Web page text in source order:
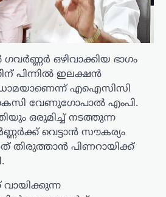
ഒഴിവാക്കിയ ഭാഗം
പിന്നില്‍ ഇലക്ഷന്‍
എഐസിസി
കെസി വേണുഗോപാല്‍ എംപി.
ഒരുമിച്ച് നടത്തുന്ന
വെട്ടാന്‍ സൗകര്യം
തിരുത്താന്‍ പിണറായിക്ക്
വായിക്കുന്ന